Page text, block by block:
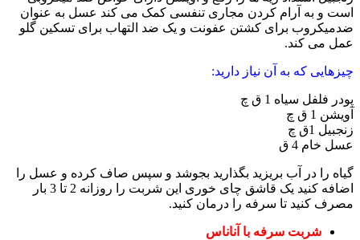
آرام کردن مجاری تنفسی کمک می کند عسل به عنوان
برای کشتن عفونت و یک ضد التهاب برای تسکین گلو
کند.
که به آن نیاز دارید:
سیاه 1 ق چ
4 ق
در آب بریزید بگذارید بجوشد و سپس صاف کرده و عسل را
اضافه کنید یک قاشق چای خوری این شربت را روزانه 2 تا 3 بار
تا سرفه را درمان کنید.
سرفه با آناناس